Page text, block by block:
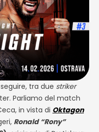
tra due striker
Parliamo del match
in vista di Oktagon
Ronald “Rony”